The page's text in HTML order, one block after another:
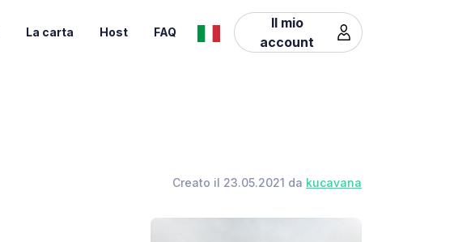
La carta Host FAQ
Il mio
account
Creato il 23.05.2021 da kucavana